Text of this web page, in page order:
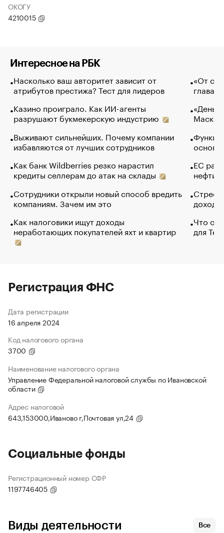
ОКОГУ
4210015
Интересное на РБК
Насколько ваш авторитет зависит от
атрибутов престижа? Тест для лидеров
Казино проиграло. Как ИИ-агенты
разрушают букмекерскую индустрию
Выживают сильнейших. Почему компании
избавляются от лучших сотрудников
Как банк Wildberries резко нарастил
кредиты селлерам до атак на склады
Сотрудники открыли новый способ вредить
компаниям. Зачем им это
Как налоговики ищут доходы
неработающих покупателей яхт и квартир
«От
глава
Маск в
основ
ЕС
нефти
Что
для
Регистрация ФНС
Дата регистрации
16 апреля 2024
Код налогового органа
3700
Наименование налогового органа
Управление Федеральной налоговой службы по Ивановской
области
Адрес налоговой
643,153000,Иваново г,Почтовая ул,24
Социальные фонды
Регистрационный номер СФР
1197746405
Виды деятельности Все